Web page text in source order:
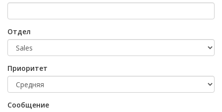
Отдел
Приоритет
Сообщение